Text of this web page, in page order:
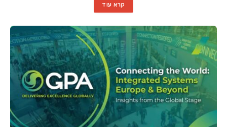
קרא עוד